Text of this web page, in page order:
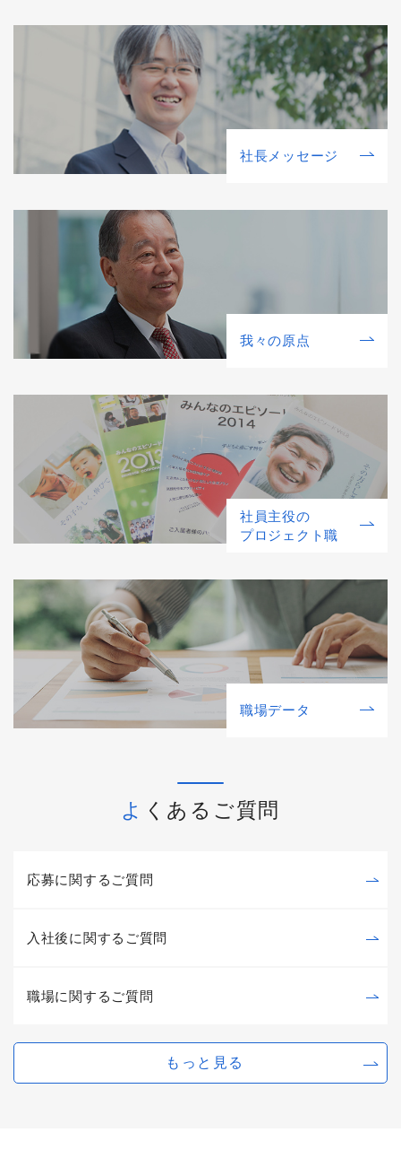
社⻑メッセージ
我々の原点
社員主役の
プロジェクト職
職場データ
よくあるご質問
応募に関するご質問
入社後に関するご質問
職場に関するご質問
もっと見る